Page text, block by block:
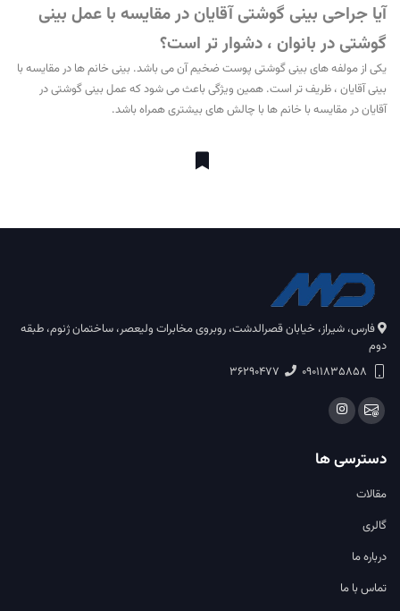
آیا جراحی بینی گوشتی آقایان در مقایسه با عمل بینی
گوشتی در بانوان ، دشوار تر است؟
یکی از مولفه های بینی گوشتی پوست ضخیم آن می باشد. بینی خانم ها در مقایسه با
بینی آقایان ، ظریف تر است. همین ویژگی باعث می شود که عمل بینی گوشتی در
آقایان در مقایسه با خانم ها با چالش های بیشتری همراه باشد.
فارس، شیراز، خیابان قصرالدشت، روبروی مخابرات ولیعصر، ساختمان ژنوم، طبقه
دوم
دسترسی ها
مقالات
گالری
درباره ما
تماس با ما